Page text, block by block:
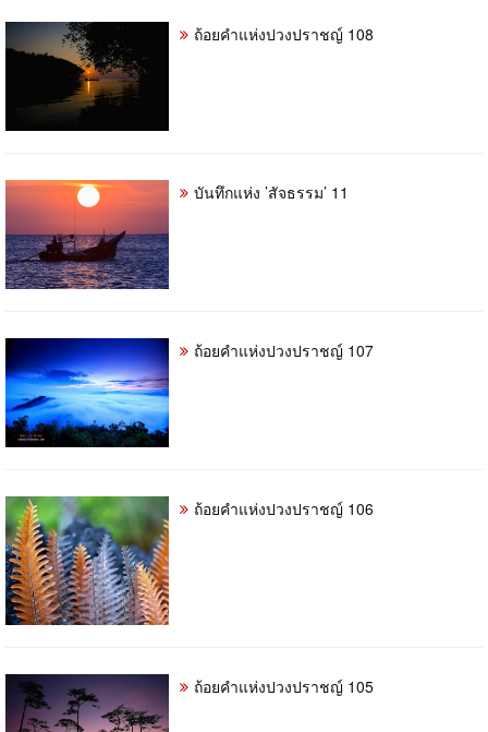
ถ้อยคำแห่งปวงปราชญ์ 108
บันทึกแห่ง ’สัจธรรม’ 11
ถ้อยคำแห่งปวงปราชญ์ 107
ถ้อยคำแห่งปวงปราชญ์ 106
ถ้อยคำแห่งปวงปราชญ์ 105